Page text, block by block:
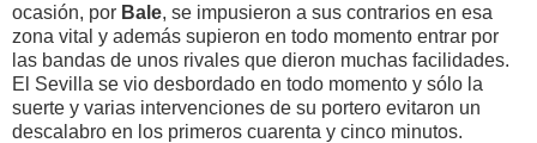
ocasión, por Bale, se impusieron a sus contrarios en esa
zona vital y además supieron en todo momento entrar por
las bandas de unos rivales que dieron muchas facilidades.
El Sevilla se vio desbordado en todo momento y sólo la
suerte y varias intervenciones de su portero evitaron un
descalabro en los primeros cuarenta y cinco minutos.